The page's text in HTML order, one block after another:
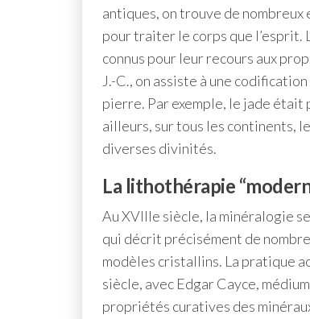
antiques, on trouve de
pour traiter le corps que l’esprit.
connus pour leur recours aux
J.-C., on assiste à une
pierre. Par exemple, le jade
ailleurs, sur tous les continents,
diverses divinités.
La lithothérapie
Au XVIIIe siècle, la minéralogie
qui décrit précisément de
modèles cristallins. La pratique
siècle, avec Edgar Cayce,
propriétés curatives des